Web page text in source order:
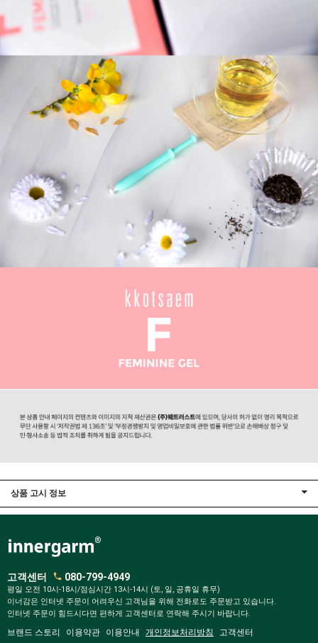
상품 고시 정보
고객센터 080-799-4949
평일 오전 10시-18시/점심시간 13시-14시 (토, 일, 공휴일 휴무)
이너감은 인터넷 주문이 어려우신 고객님을 위해 전화로도 주문받고 있습니다.
인터넷 주문이 힘드시다면 편하게 고객센터로 연락해 주시기 바랍니다.
브랜드 스토리 이용약관 이용안내 개인정보처리방침 고객센터